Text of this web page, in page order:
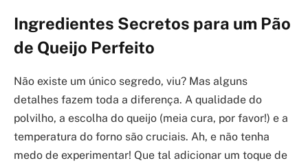
Ingredientes Secretos para um Pão
de Queijo Perfeito
Não existe um único segredo, viu? Mas alguns
detalhes fazem toda a diferença. A qualidade do
polvilho, a escolha do queijo (meia cura, por favor!) e a
temperatura do forno são cruciais. Ah, e não tenha
medo de experimentar! Que tal adicionar um toque de